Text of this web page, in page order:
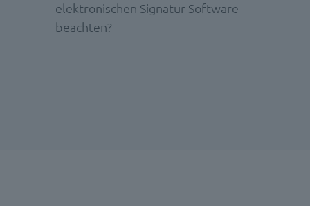
elektronischen Signatur Software
beachten?